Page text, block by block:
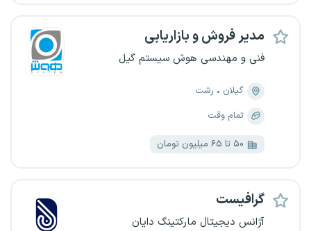
مدیر فروش و بازاریابی
فنی و مهندسی هوش سیستم گیل
گیلان
رشت
تمام وقت
۵۰ تا ۶۵ میلیون تومان
گرافیست
آژانس دیجیتال مارکتینگ دایان